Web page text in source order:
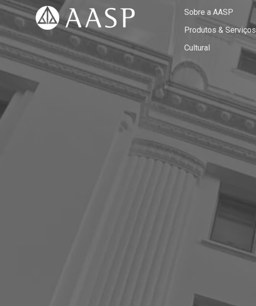
Sobre a AASP
Produtos & Serviços
Cultural